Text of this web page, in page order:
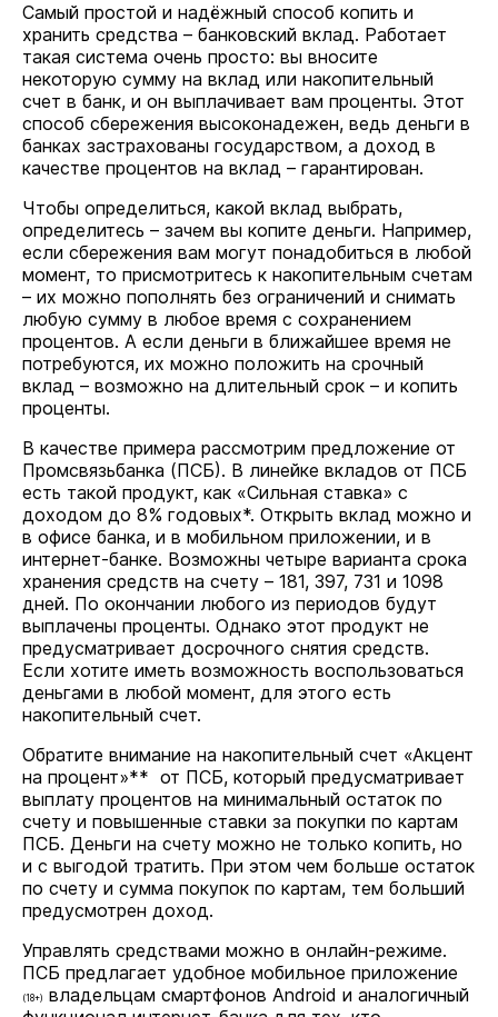
Самый простой и надёжный способ копить и
хранить средства – банковский вклад. Работает
такая система очень просто: вы вносите
некоторую сумму на вклад или накопительный
счет в банк, и он выплачивает вам проценты. Этот
способ сбережения высоконадежен, ведь деньги в
банках застрахованы государством, а доход в
качестве процентов на вклад – гарантирован.
Чтобы определиться, какой вклад выбрать,
определитесь – зачем вы копите деньги. Например,
если сбережения вам могут понадобиться в любой
момент, то присмотритесь к накопительным счетам
– их можно пополнять без ограничений и снимать
любую сумму в любое время с сохранением
процентов. А если деньги в ближайшее время не
потребуются, их можно положить на срочный
вклад – возможно на длительный срок – и копить
проценты.
В качестве примера рассмотрим предложение от
Промсвязьбанка (ПСБ). В линейке вкладов от ПСБ
есть такой продукт, как «Сильная ставка» с
доходом до 8% годовых*. Открыть вклад можно и
в офисе банка, и в мобильном приложении, и в
интернет-банке. Возможны четыре варианта срока
хранения средств на счету – 181, 397, 731 и 1098
дней. По окончании любого из периодов будут
выплачены проценты. Однако этот продукт не
предусматривает досрочного снятия средств.
Если хотите иметь возможность воспользоваться
деньгами в любой момент, для этого есть
накопительный счет.
Обратите внимание на накопительный счет «Акцент
на процент»** от ПСБ, который предусматривает
выплату процентов на минимальный остаток по
счету и повышенные ставки за покупки по картам
ПСБ. Деньги на счету можно не только копить, но
и с выгодой тратить. При этом чем больше остаток
по счету и сумма покупок по картам, тем больший
предусмотрен доход.
Управлять средствами можно в онлайн-режиме.
ПСБ предлагает удобное мобильное приложение
(18+) владельцам смартфонов Android и аналогичный